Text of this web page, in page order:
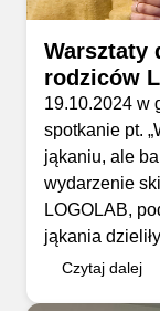
Warsztaty
rodziców
19.10.2024 w
spotkanie pt.
jąkaniu, ale
wydarzenie
LOGOLAB,
jąkania
Czytaj dalej